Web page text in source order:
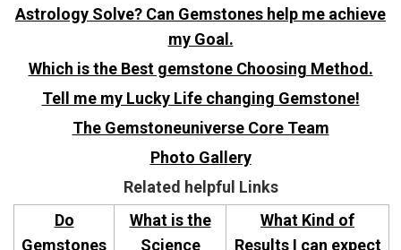
Astrology Solve? Can Gemstones help me achieve
my Goal.
Which is the Best gemstone Choosing Method.
Tell me my Lucky Life changing Gemstone!
The Gemstoneuniverse Core Team
Photo Gallery
Related helpful Links
Do
Gemstones
What is the
Science
What Kind of
Results I can expect